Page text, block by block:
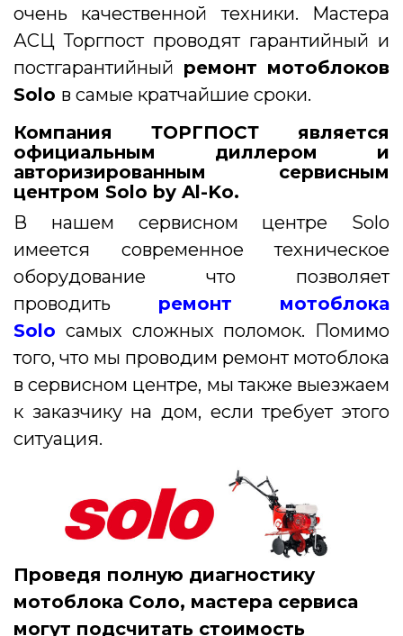
очень качественной техники. Мастера
АСЦ Торгпост проводят гарантийный и
постгарантийный ремонт мотоблоков
Solo в самые кратчайшие сроки.
Компания ТОРГПОСТ является
официальным диллером и
авторизированным сервисным
центром Solo by Al-Ko.
В нашем сервисном центре Solo
имеется современное техническое
оборудование что позволяет
проводить ремонт мотоблока
Solo самых сложных поломок. Помимо
того, что мы проводим ремонт мотоблока
в сервисном центре, мы также выезжаем
к заказчику на дом, если требует этого
ситуация.
Проведя полную диагностику
мотоблока Соло, мастера сервиса
могут подсчитать стоимость